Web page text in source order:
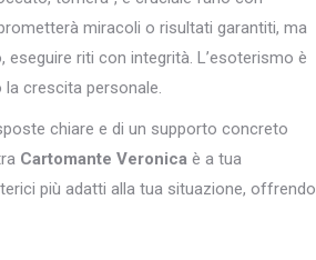
miracoli o risultati garantiti, ma
riti con integrità. L’esoterismo è
crescita personale.
chiare e di un supporto concreto
Cartomante Veronica è a tua
più adatti alla tua situazione, offrendo